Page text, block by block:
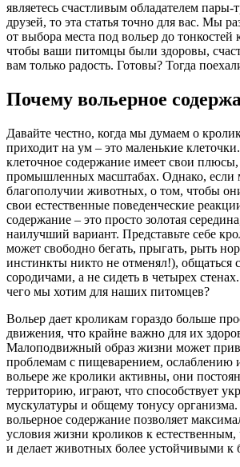
являетесь счастливым обладателем
друзей, то эта статья точно для вас. Мы
от выбора места под вольер до тонкостей
чтобы ваши питомцы были здоровы,
вам только радость. Готовы? Тогда
Почему вольерное
Давайте честно, когда мы думаем о
приходит на ум – это маленькие
клеточное содержание имеет свои
промышленных масштабах. Однако, если
благополучии животных, о том, чтобы
свои естественные поведенческие
содержание – это просто золотая
наилучший вариант. Представьте себе
может свободно бегать, прыгать, рыть
инстинкты никто не отменял!), общаться
сородичами, а не сидеть в четырех
чего мы хотим для наших питомцев?
Вольер дает кроликам гораздо больше
движения, что крайне важно для их
Малоподвижный образ жизни может
проблемам с пищеварением, ослаблению
вольере же кролики активны, они
территорию, играют, что способствует
мускулатуры и общему тонусу
вольерное содержание позволяет
условия жизни кроликов к естественным,
и делает животных более устойчивыми к